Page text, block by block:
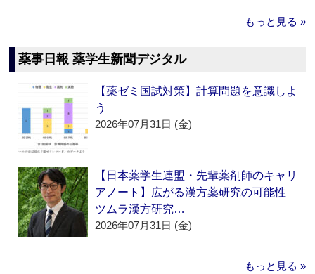
もっと見る »
薬事日報 薬学生新聞デジタル
【薬ゼミ国試対策】計算問題を意識しよ
う
2026年07月31日 (金)
【日本薬学生連盟・先輩薬剤師のキャリ
アノート】広がる漢方薬研究の可能性
ツムラ漢方研究…
2026年07月31日 (金)
もっと見る »